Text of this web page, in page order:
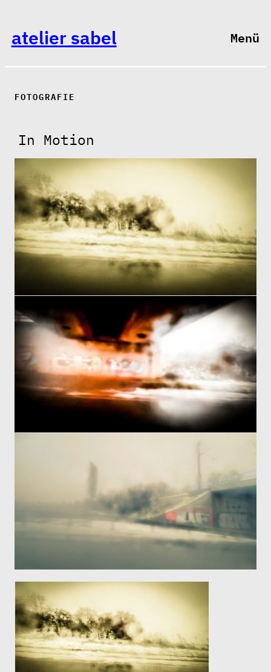
atelier sabel Menü
FOTOGRAFIE
In Motion